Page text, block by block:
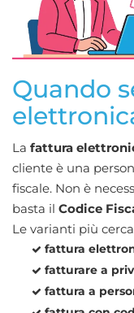
Quando
La fattura
cliente è una
fiscale. Non è
basta il Codice
Le varianti più
fattura
fatturare a
fattura a